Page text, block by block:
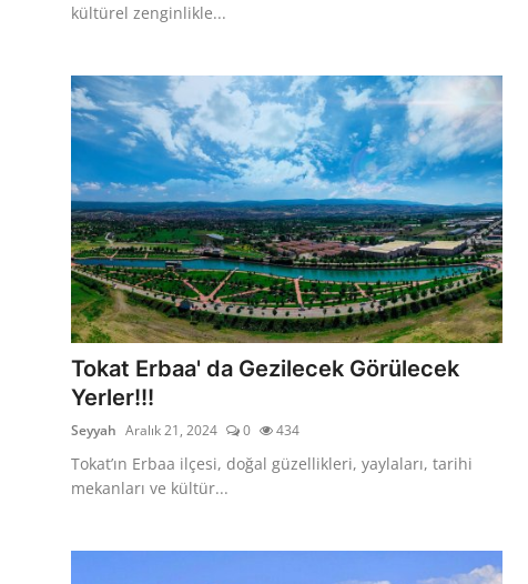
kültürel zenginlikle...
Tokat Erbaa' da Gezilecek Görülecek
Yerler!!!
Seyyah Aralık 21, 2024 0 434
Tokat’ın Erbaa ilçesi, doğal güzellikleri, yaylaları, tarihi
mekanları ve kültür...